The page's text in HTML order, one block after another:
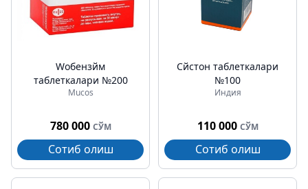
Wобензйм
таблеткалари №200
Mucos
780 000 СЎМ
Сотиб олиш
Cйстон таблеткалари
№100
Индия
110 000 СЎМ
Сотиб олиш